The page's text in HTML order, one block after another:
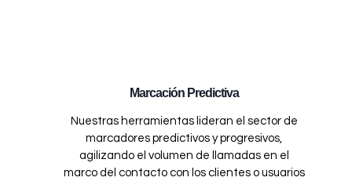
Marcación Predictiva
Nuestras herramientas lideran el sector de
marcadores predictivos y progresivos,
agilizando el volumen de llamadas en el
marco del contacto con los clientes o usuarios